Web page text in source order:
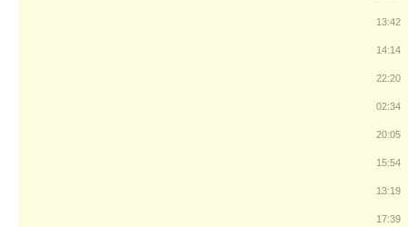
13:42
14:14
22:20
02:34
20:05
15:54
13:19
17:39